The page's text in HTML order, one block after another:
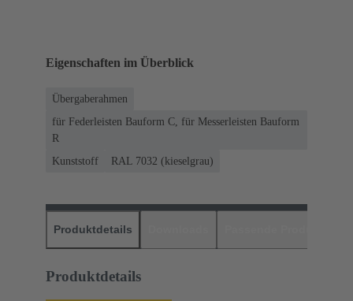
Eigenschaften im Überblick
Übergaberahmen
für Federleisten Bauform C, für Messerleisten Bauform
R
Kunststoff
RAL 7032 (kieselgrau)
Produktdetails
Produktdetails